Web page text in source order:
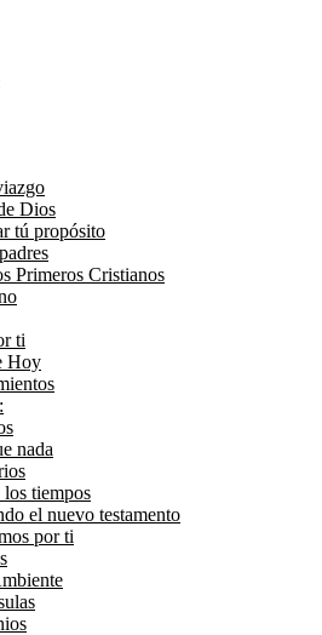
Dios
tú propósito
Primeros Cristianos
ti
Hoy
nada
tiempos
el nuevo testamento
por ti